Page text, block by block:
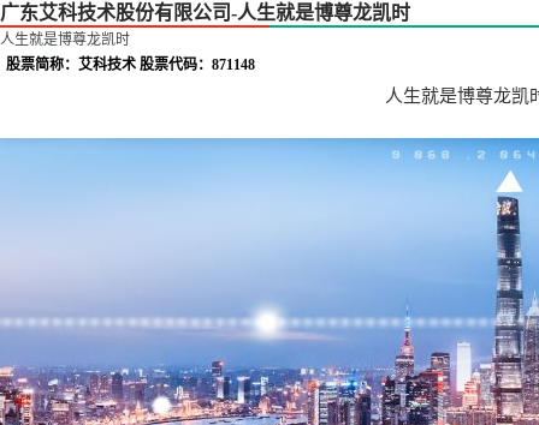
广东艾科技术股份有限公司-人生就是博尊龙凯时
人生就是博尊龙凯时
股票简称：艾科技术 股票代码：871148
人生就是博尊龙凯